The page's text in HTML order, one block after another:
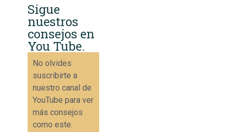
Sigue
nuestros
consejos en
You Tube.
No olvides
suscribirte a
nuestro canal de
YouTube para ver
más consejos
como este.